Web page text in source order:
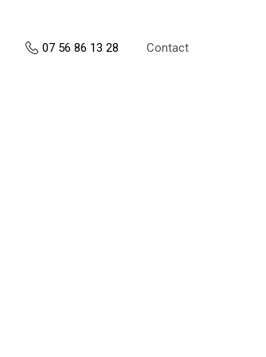
07 56 86 13 28 Contact